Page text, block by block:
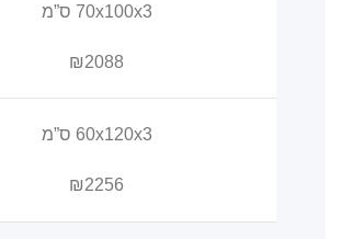
70x100x3 ס”מ
₪2088
60x120x3 ס”מ
₪2256